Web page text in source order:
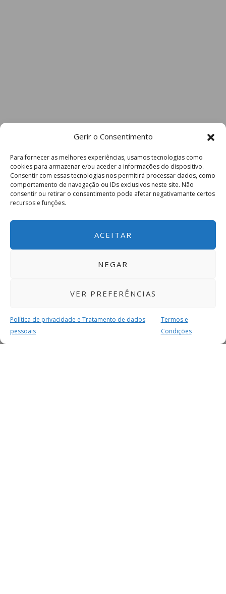
Gerir o Consentimento
Para fornecer as melhores experiências, usamos tecnologias como
cookies para armazenar e/ou aceder a informações do dispositivo.
Consentir com essas tecnologias nos permitirá processar dados, como
comportamento de navegação ou IDs exclusivos neste site. Não
consentir ou retirar o consentimento pode afetar negativamante certos
recursos e funções.
ACEITAR
NEGAR
VER PREFERÊNCIAS
Política de privacidade e Tratamento de dados
pessoais
Termos e
Condições